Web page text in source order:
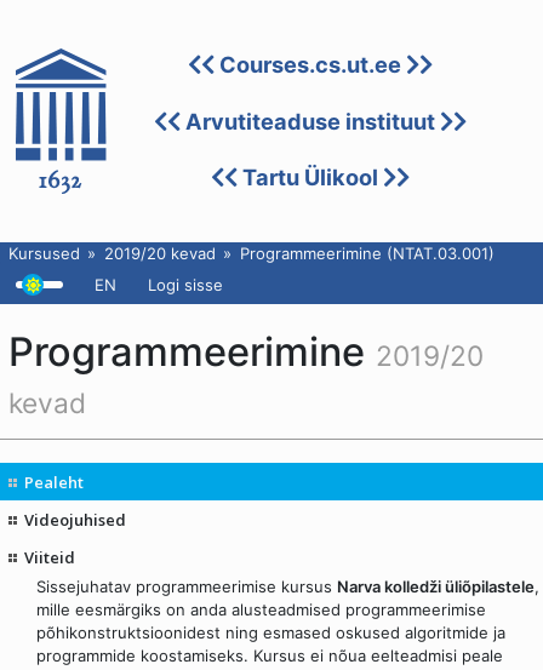
Courses.cs.ut.ee
Arvutiteaduse instituut
Tartu Ülikool
Kursused 2019/20 kevad
Programmeerimine (NTAT.03.001)
EN
Logi sisse
Programmeerimine 2019/20
kevad
Pealeht
Videojuhised
Viiteid
Sissejuhatav programmeerimise kursus Narva kolledži üliõpilastele,
mille eesmärgiks on anda alusteadmised programmeerimise
põhikonstruktsioonidest ning esmased oskused algoritmide ja
programmide koostamiseks. Kursus ei nõua eelteadmisi peale